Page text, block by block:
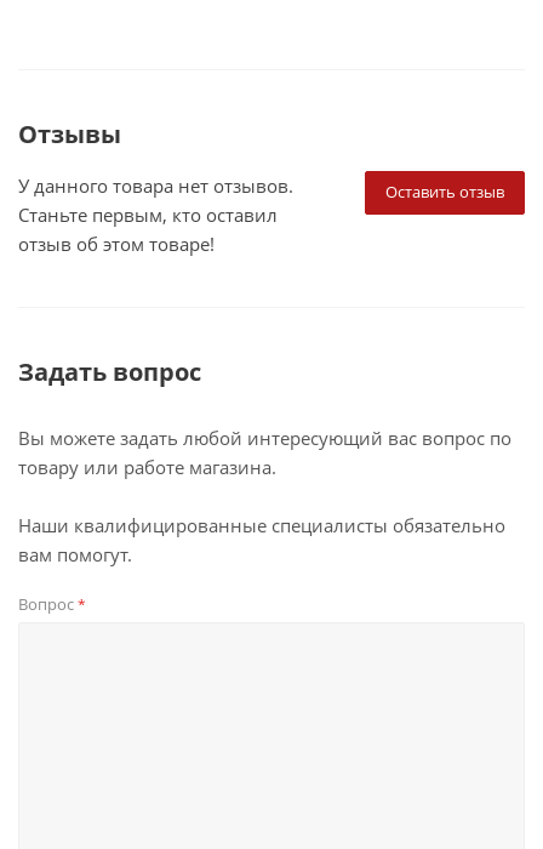
Отзывы
Оставить отзыв
У данного товара нет отзывов.
Станьте первым, кто оставил
отзыв об этом товаре!
Задать вопрос
Вы можете задать любой интересующий вас вопрос по
товару или работе магазина.
Наши квалифицированные специалисты обязательно
вам помогут.
Вопрос*